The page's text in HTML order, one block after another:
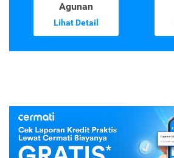
Agunan
Lihat Detail